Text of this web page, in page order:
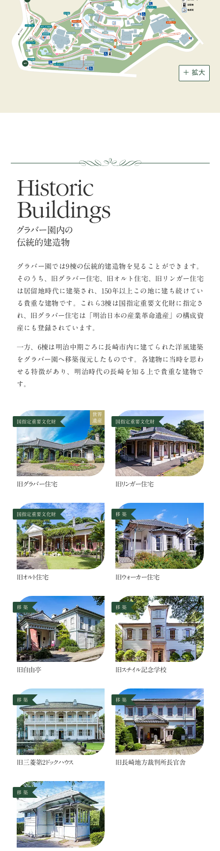
＋ 拡大
Historic
Buildings
グラバー園内の
伝統的建造物
グラバー園では9棟の伝統的建造物を見ることができます。
そのうち、旧グラバー住宅、旧オルト住宅、旧リンガー住宅
は居留地時代に建築され、150年以上この地に建ち続けてい
る貴重な建物です。これら3棟は国指定重要文化財に指定さ
れ、旧グラバー住宅は「明治日本の産業革命遺産」の構成資
産にも登録されています。
一方、6棟は明治中期ごろに長崎市内に建てられた洋風建築
をグラバー園へ移築復元したものです。各建物に当時を思わ
せる特徴があり、明治時代の長崎を知る上で貴重な建物で
す。
旧グラバー住宅
国指定重要文化財
世界
遺産
旧リンガー住宅
国指定重要文化財
旧オルト住宅
国指定重要文化財
旧ウォーカー住宅
移 築
旧自由亭
移 築
旧スチイル記念学校
移 築
旧三菱第2ドックハウス
移 築
旧長崎地方裁判所長官舎
移 築
移 築